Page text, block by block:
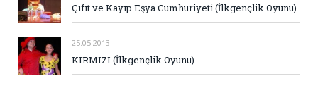
Çıfıt ve Kayıp Eşya Cumhuriyeti (İlkgençlik Oyunu)
25.05.2013
KIRMIZI (İlkgençlik Oyunu)